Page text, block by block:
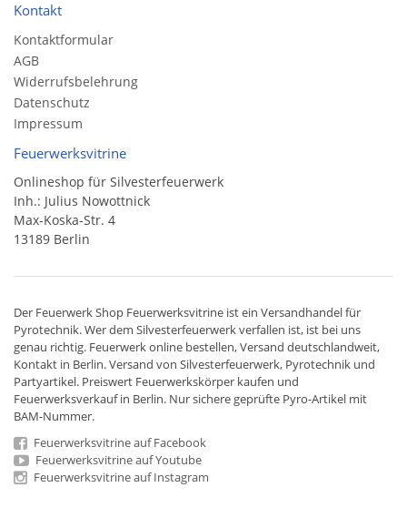
Kontakt
Kontaktformular
AGB
Widerrufsbelehrung
Datenschutz
Impressum
Feuerwerksvitrine
Onlineshop für Silvesterfeuerwerk
Inh.: Julius Nowottnick
Max-Koska-Str. 4
13189 Berlin
Der Feuerwerk Shop Feuerwerksvitrine ist ein Versandhandelfür
Pyrotechnik. Wer dem Silvesterfeuerwerk verfallen ist, ist bei uns
genau richtig. Feuerwerk online bestellen,Versand deutschlandweit,
Kontakt in Berlin. Versand von Silvesterfeuerwerk, Pyrotechnik und
Partyartikel. Preiswert Feuerwerkskörper kaufen und
Feuerwerksverkauf in Berlin. Nur sichere geprüfte Pyro-Artikel mit
BAM-Nummer.
Feuerwerksvitrine auf Facebook
Feuerwerksvitrine auf Youtube
Feuerwerksvitrine auf Instagram